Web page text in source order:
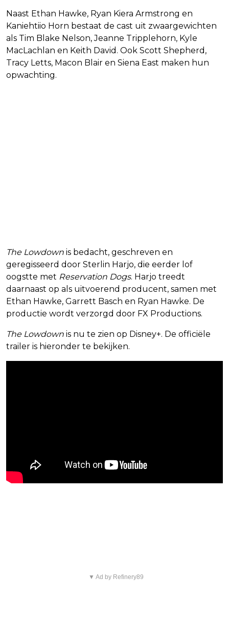
Naast Ethan Hawke, Ryan Kiera Armstrong en
Kaniehtiio Horn bestaat de cast uit zwaargewichten
als Tim Blake Nelson, Jeanne Tripplehorn, Kyle
MacLachlan en Keith David. Ook Scott Shepherd,
Tracy Letts, Macon Blair en Siena East maken hun
opwachting.
The Lowdown is bedacht, geschreven en
geregisseerd door Sterlin Harjo, die eerder lof
oogstte met Reservation Dogs. Harjo treedt
daarnaast op als uitvoerend producent, samen met
Ethan Hawke, Garrett Basch en Ryan Hawke. De
productie wordt verzorgd door FX Productions.
The Lowdown is nu te zien op Disney+. De officiële
trailer is hieronder te bekijken.
▼ Ad by Refinery89